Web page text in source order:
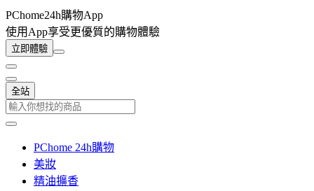
PChome24h購物App
使用App享受更優質的購物體驗
立即體驗
全站
PChome 24h購物
美妝
精油擴香